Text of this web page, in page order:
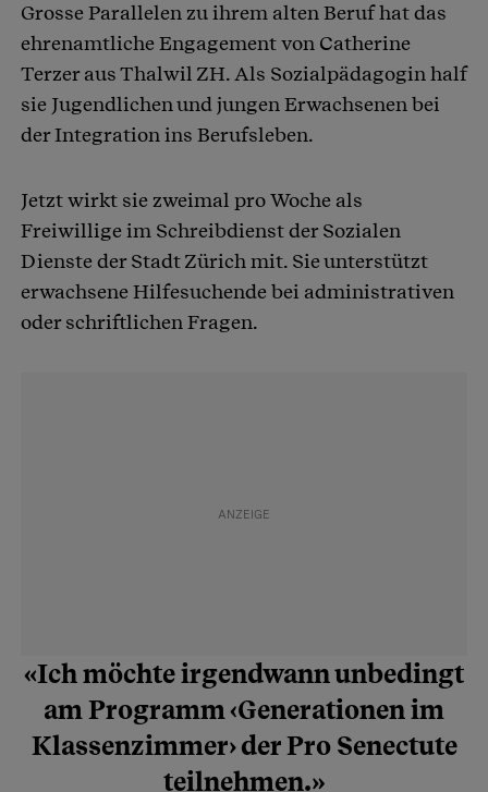
Grosse Parallelen zu ihrem alten Beruf hat das
ehrenamtliche Engagement von Catherine
Terzer aus Thalwil ZH. Als Sozialpädagogin half
sie Jugendlichen und jungen Erwachsenen bei
der Integration ins Berufsleben.
Jetzt wirkt sie zweimal pro Woche als
Freiwillige im Schreibdienst der Sozialen
Dienste der Stadt Zürich mit. Sie unterstützt
erwachsene Hilfesuchende bei administrativen
oder schriftlichen Fragen.
«Ich möchte irgendwann unbedingt
am Programm ‹Generationen im
Klassenzimmer› der Pro Senectute
teilnehmen.»